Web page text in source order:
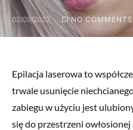
02/09/2022 NO COMMENTS
Epilacja laserowa to
trwale usunięcie
zabiegu w użyciu jest
się do przestrzeni owłosionej